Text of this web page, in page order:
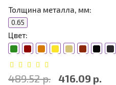
Толщина металла, мм:
0.65
Цвет:
489.52 р. 416.09 р.